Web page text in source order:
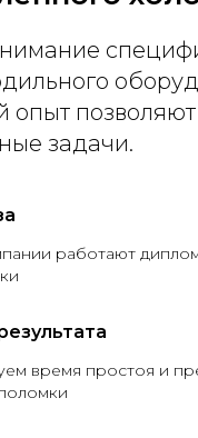
опыт
задачи.
работают
время простоя и